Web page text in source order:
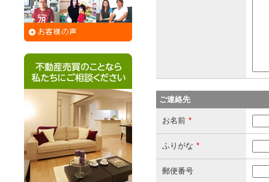
ご連絡先
お名前 *
ふりがな *
郵便番号